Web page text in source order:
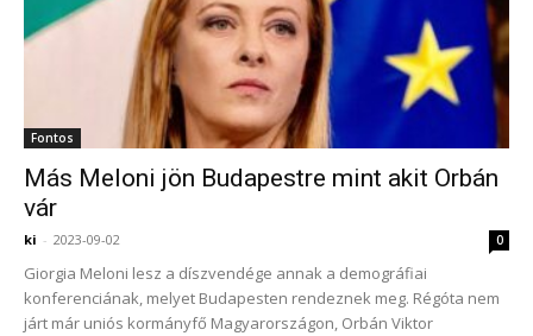
Fontos
Más Meloni jön Budapestre mint akit Orbán
vár
ki - 2023-09-02 0
Giorgia Meloni lesz a díszvendége annak a demográfiai
konferenciának, melyet Budapesten rendeznek meg. Régóta nem
járt már uniós kormányfő Magyarországon, Orbán Viktor